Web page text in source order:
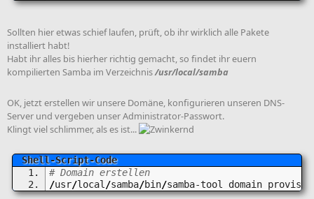
Sollten hier etwas schief laufen, prüft, ob ihr wirklich alle Pakete
installiert habt!
Habt ihr alles bis hierher richtig gemacht, so findet ihr euern
kompilierten Samba im Verzeichnis/usr/local/samba
OK, jetzt erstellen wir unsere Domäne, konfigurieren unseren DNS-
Server und vergeben unser Administrator-Passwort.
Klingt viel schlimmer, als es ist...
# Domain erstellen
/usr/local /samba/bin/samba-tool domain